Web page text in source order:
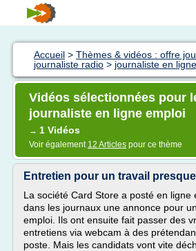
Accueil > Thèmes & vidéos : offre
journaliste radio > journaliste en
Vidéos sélectionnées pour
journaliste en ligne emploi
→ 1 Vidéos
Voir également 12 Articles pour ce thème
Entretien pour un travail
La société Card Store a posté en ligne
dans les journaux une annonce pour
emploi. Ils ont ensuite fait passer des
entretiens via webcam à des
poste. Mais les candidats vont vite